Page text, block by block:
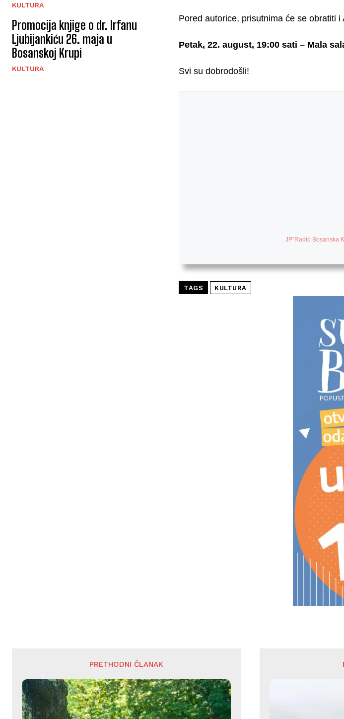
KULTURA
Promocija knjige o dr. Irfanu
Ljubijankiću 26. maja u
Bosanskoj Krupi
KULTURA
Pored autorice, prisutnima će se obratiti
Petak, 22. august, 19:00 sati – Mala
Svi su dobrodošli!
JP"Radio Bosanska
TAGS KULTURA
PRETHODNI ČLANAK